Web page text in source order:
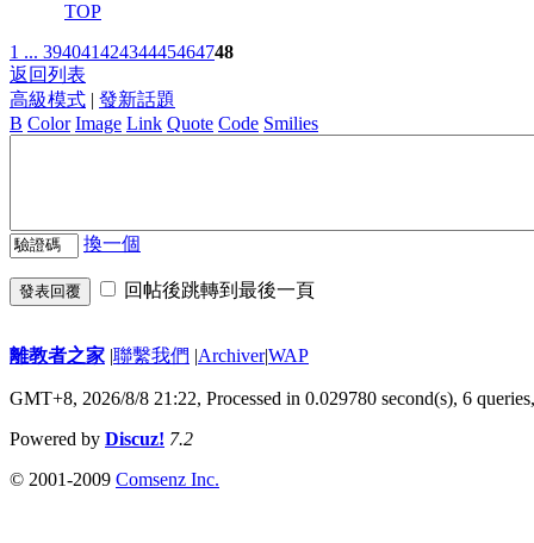
TOP
1 ... 39404142434445464748
返回列表
高級模式 | 發新話題
B Color Image Link Quote Code Smilies
換一個
發表回覆 回帖後跳轉到最後一頁
離教者之家 |聯繫我們 |Archiver|WAP
GMT+8, 2026/8/8 21:22, Processed in 0.029780 second(s), 6
Powered by Discuz! 7.2
© 2001-2009 Comsenz Inc.